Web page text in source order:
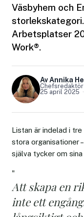
Väsbyhem och
Arbetsplatser
Work®.
Av Annika
Chefsredaktör
25 april 2025
Listan är indelad i
stora organisationer
själva tycker om
"
Att skapa en
inte ett